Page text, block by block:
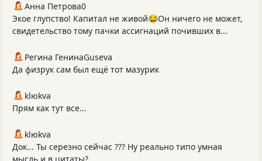
Анна Петрова0
Экое глупство! Капитал не живой😂Он ничего не может,
свидетельство тому пачки ассигнаций почивших в...
Регина ГенинаGuseva
Да физрук сам был ещё тот мазурик
klюkva
Прям как тут все...
klюkva
Док... Ты серезно сейчас ??? Ну реально типо умная